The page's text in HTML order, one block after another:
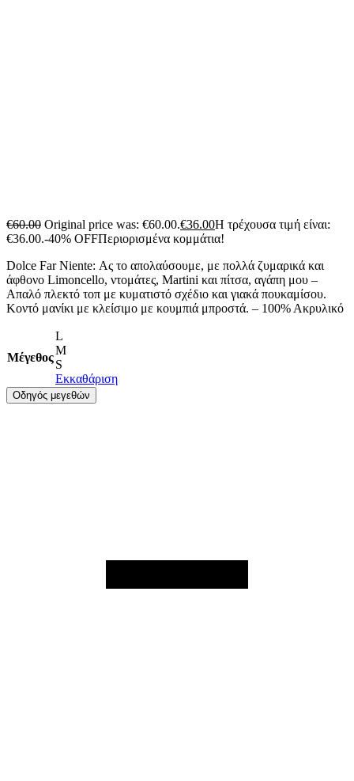
€60.00 Original price was: €60.00.€36.00Η τρέχουσα τιμή είναι:
€36.00.-40% OFFΠεριορισμένα κομμάτια!
Dolce Far Niente: Ας το απολαύσουμε, με πολλά ζυμαρικά και
άφθονο Limoncello, ντομάτες, Martini και πίτσα, αγάπη μου –
Απαλό πλεκτό τοπ με κυματιστό σχέδιο και γιακά πουκαμίσου.
Κοντό μανίκι με κλείσιμο με κουμπιά μπροστά. – 100% Ακρυλικό
Μέγεθος
L
M
S
Εκκαθάριση
Οδηγός μεγεθών